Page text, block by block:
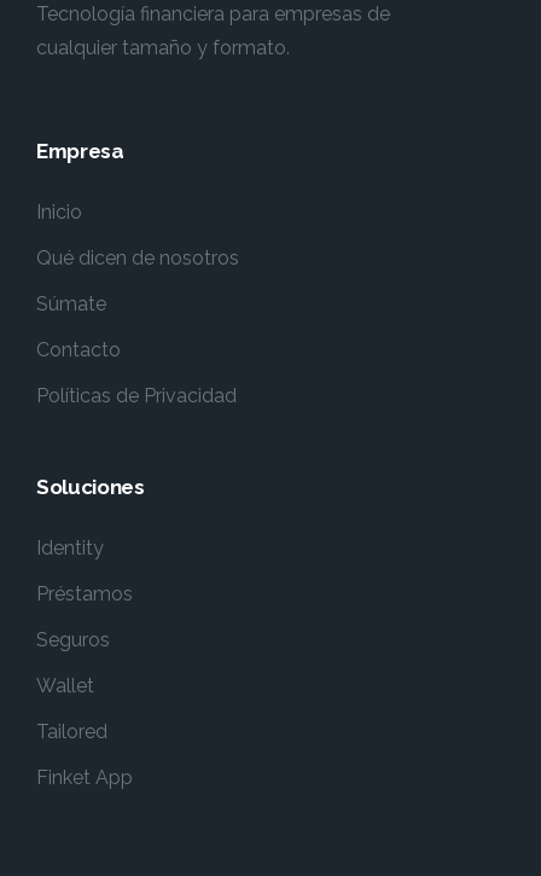
Tecnología financiera para empresas de
cualquier tamaño y formato.
Empresa
Inicio
Qué dicen de nosotros
Súmate
Contacto
Políticas de Privacidad
Soluciones
Identity
Préstamos
Seguros
Wallet
Tailored
Finket App